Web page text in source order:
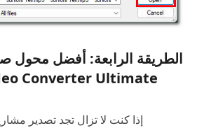
الطريقة الرابعة: أفضل محول
Converter Ultimate
إذا كنت لا تزال تجد تصدير